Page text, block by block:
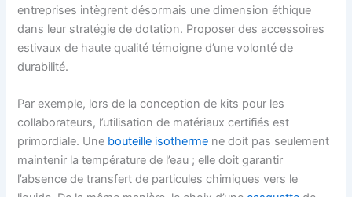
entreprises intègrent désormais une dimension éthique
dans leur stratégie de dotation. Proposer des accessoires
estivaux de haute qualité témoigne d’une volonté de
durabilité.
Par exemple, lors de la conception de kits pour les
collaborateurs, l’utilisation de matériaux certifiés est
primordiale. Une bouteille isotherme ne doit pas seulement
maintenir la température de l’eau ; elle doit garantir
l’absence de transfert de particules chimiques vers le